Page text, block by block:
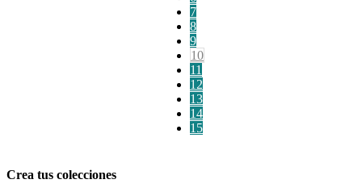
7
8
9
10
11
12
13
14
15
Crea tus colecciones